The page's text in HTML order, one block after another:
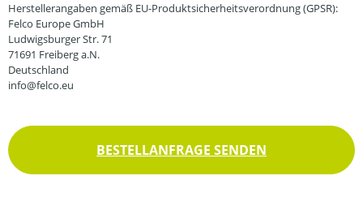
Herstellerangaben gemäß EU-Produktsicherheitsverordnung (GPSR):
Felco Europe GmbH
Ludwigsburger Str. 71
71691 Freiberg a.N.
Deutschland
info@felco.eu
BESTELLANFRAGE SENDEN